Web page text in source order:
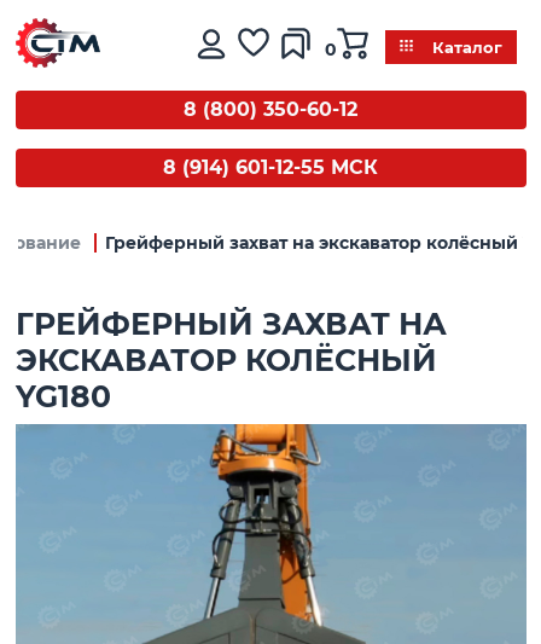
0 Каталог
8 (800) 350-60-12
8 (914) 601-12-55 МСК
Грейферный захват на экскаватор колёсный
ГРЕЙФЕРНЫЙ ЗАХВАТ НА
ЭКСКАВАТОР КОЛЁСНЫЙ
YG180